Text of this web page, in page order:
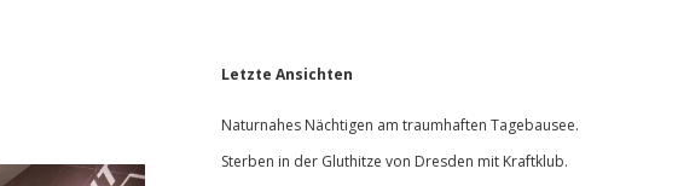
Sidebar
Letzte Ansichten
Naturnahes Nächtigen am traumhaften Tagebausee.
Sterben in der Gluthitze von Dresden mit Kraftklub.